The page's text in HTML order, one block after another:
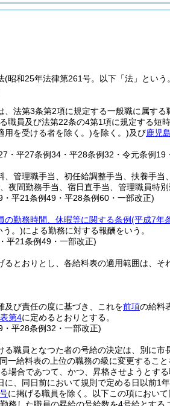
(昭和25年法律第261号。以下「法」という
、法第3条第2項に規定する一般職に属する
職員及び法第22条の4第1項に規定する短
用を受ける者を除く。)を除く。)及び鹿児
・平27条例34・平28条例32・令元条例19
、管理職手当、初任給調整手当、扶養手
夜間勤務手当、宿日直手当、管理職員特
平21条例49・平28条例60・一部改正)
の勤務時間、休暇等に関する条例(平成7年
う。)による勤務に対する報酬をいう。
平21条例49・一部改正)
とおりとし、各給料表の適用範囲は、そ
及び責任の度に基づき、これを前項の給料
第4に定めるとおりとする。
平28条例32・一部改正)
職員となつた者の号給の決定は、別に市
一給料表の上位の職務の級に変更するこ
場合であつて、かつ、昇格させようとす
、同日前において規則で定める日以前1
に掲げる職員を除く。以下この項において